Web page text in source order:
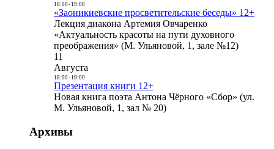
18:00- 19:00
«Заоникиевские просветительские беседы» 12+
Лекция диакона Артемия Овчаренко
«Актуальность красоты на пути духовного
преображения» (М. Ульяновой, 1, зале №12)
11
Августа
18:00- 19:00
Презентация книги 12+
Новая книга поэта Антона Чёрного «Сбор» (ул.
М. Ульяновой, 1, зал № 20)
Архивы